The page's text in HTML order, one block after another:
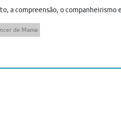
a compreensão, o companheirismo
de Mama